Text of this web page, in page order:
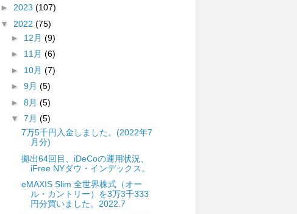
► 2023 (107)
▼ 2022 (75)
► 12月 (9)
► 11月 (6)
► 10月 (7)
► 9月 (5)
► 8月 (5)
▼ 7月 (5)
7万5千円入金しました。(2022年7
月分)
拠出64回目、iDeCoの運用状況、
iFree NYダウ・インデックス。
eMAXIS Slim 全世界株式（オー
ル・カントリー）を3万3千333
円分買いました。2022.7